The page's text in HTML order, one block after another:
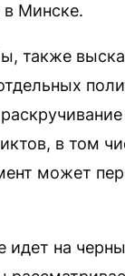
в Минске.
также
в том
может
идет на